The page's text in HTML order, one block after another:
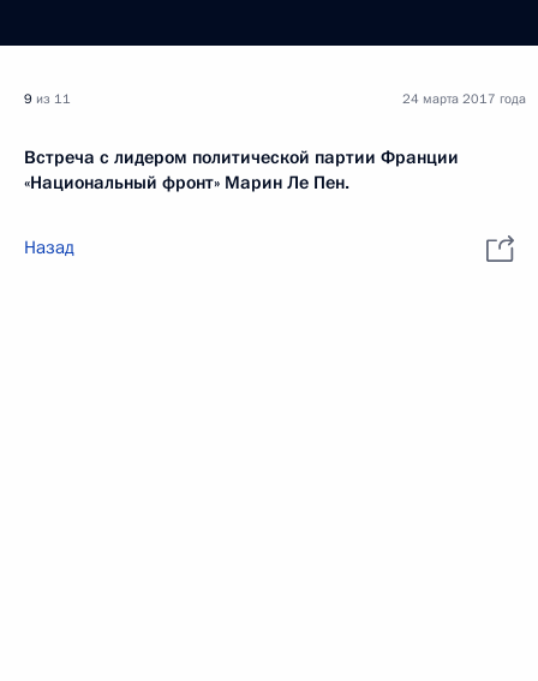
9 из 11
Встреча с лидером политической партии Франции
«Национальный фронт» Марин Ле Пен.
24 марта 2017 года
Назад